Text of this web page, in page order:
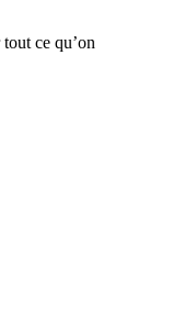
ce qu’on